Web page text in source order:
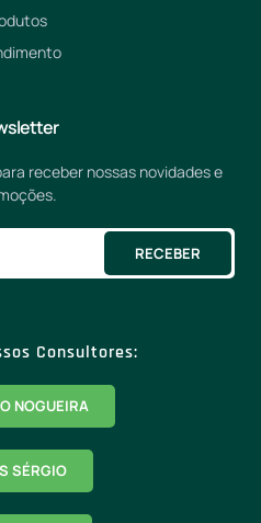
receber nossas novidades e
RECEBER
Consultores:
NOGUEIRA
SÉRGIO